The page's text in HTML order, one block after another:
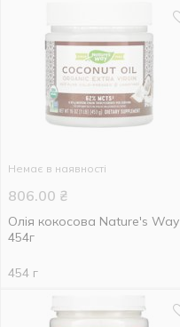
Немає в наявності
806.00 ₴
Олія кокосова Nature's Way
454г
454 г